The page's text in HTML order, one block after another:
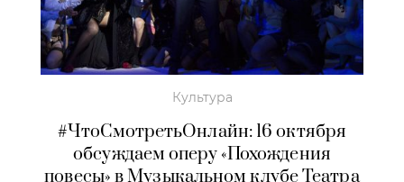
Культура
#ЧтоСмотретьОнлайн: 16 октября
обсуждаем оперу «Похождения
повесы» в Музыкальном клубе Театра